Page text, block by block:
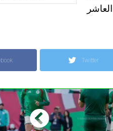
Twitter